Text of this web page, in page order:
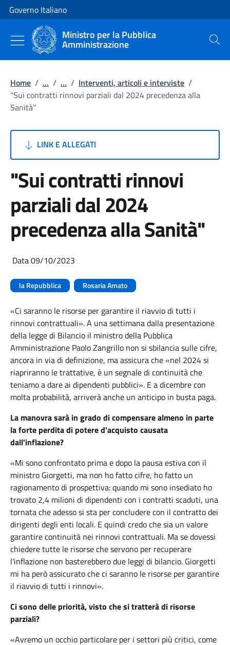
Vai al contenuto
Vai alla navigazione del sito
Governo Italiano
Ministro per la Pubblica
Amministrazione Cerca
Home / ... / ... / Interventi, articoli e interviste /
"Sui contratti rinnovi parziali dal 2024 precedenza alla
Sanità"
LINK E ALLEGATI
"Sui contratti rinnovi
parziali dal 2024
precedenza alla Sanità"
Data 09/10/2023
la Repubblica Rosaria Amato
«Ci saranno le risorse per garantire il riavvio di tutti i
rinnovi contrattuali». A una settimana dalla presentazione
della legge di Bilancio il ministro della Pubblica
Amministrazione Paolo Zangrillo non si sbilancia sulle cifre,
ancora in via di definizione, ma assicura che «nel 2024 si
riapriranno le trattative, è un segnale di continuità che
teniamo a dare ai dipendenti pubblici». E a dicembre con
molta probabilità, arriverà anche un anticipo in busta paga.
La manovra sarà in grado di compensare almeno in parte
la forte perdita di potere d'acquisto causata
dall'inflazione?
«Mi sono confrontato prima e dopo la pausa estiva con il
ministro Giorgetti, ma non ho fatto cifre, ho fatto un
ragionamento di prospettiva: quando mi sono insediato ho
trovato 2,4 milioni di dipendenti con i contratti scaduti, una
tornata che adesso si sta per concludere con il contratto dei
dirigenti degli enti locali. E quindi credo che sia un valore
garantire continuità nei rinnovi contrattuali. Ma se dovessi
chiedere tutte le risorse che servono per recuperare
l'inflazione non basterebbero due leggi di bilancio. Giorgetti
mi ha però assicurato che ci saranno le risorse per garantire
il riavvio di tutti i rinnovi».
Ci sono delle priorità, visto che si tratterà di risorse
parziali?
«Avremo un occhio particolare per i settori più critici, come